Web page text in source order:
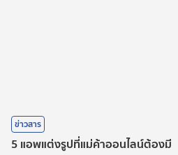
ข่าวสาร
5 แอพแต่งรูปที่แม่ค้าออนไลน์ต้องมี